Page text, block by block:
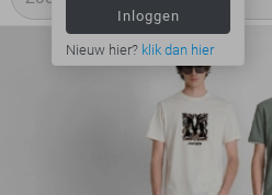
Inloggen
Nieuw hier? klik dan hier